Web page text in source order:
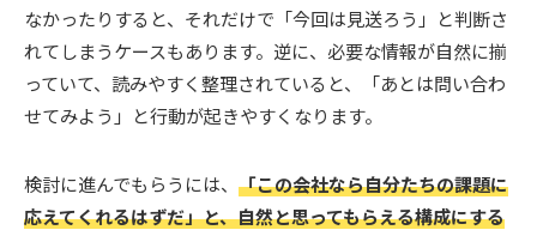
なかったりすると、それだけで「今回は見送ろう」と判断さ
れてしまうケースもあります。逆に、必要な情報が自然に揃
っていて、読みやすく整理されていると、「あとは問い合わ
せてみよう」と行動が起きやすくなります。
検討に進んでもらうには、 「この会社なら自分たちの課題に
応えてくれるはずだ」と、自然と思ってもらえる構成にする